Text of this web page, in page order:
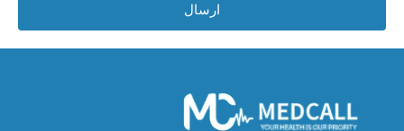
ارسال